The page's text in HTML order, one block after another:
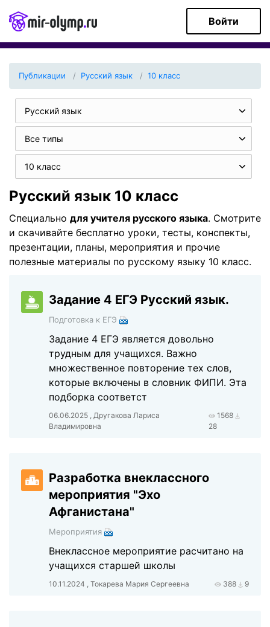
Войти
Публикации Русский язык 10 класс
Русский язык
Все типы
10 класс
Русский язык 10 класс
Специально для учителя русского языка. Смотрите
и скачивайте бесплатно уроки, тесты, конспекты,
презентации, планы, мероприятия и прочие
полезные материалы по русскому языку 10 класс.
Задание 4 ЕГЭ Русский язык.
Подготовка к ЕГЭ
Задание 4 ЕГЭ является довольно
трудным для учащихся. Важно
множественное повторение тех слов,
которые включены в словник ФИПИ. Эта
подборка соответст
06.06.2025 , Другакова Лариса
Владимировна
1568
28
Разработка внеклассного
мероприятия "Эхо
Афганистана"
Мероприятия
Внеклассное мероприятие расчитано на
учащихся старшей школы
10.11.2024 , Токарева Мария Сергеевна 388 9